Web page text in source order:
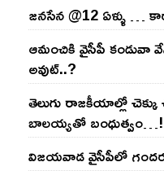
జనసేన @12 ఏళ్ళు …
ఆమంచికి వైసీపీ కండువా
అవుట్‌..?
తెలుగు రాజ‌కీయాల్లో
బాల‌య్యతో బంధుత్వం…!
విజ‌య‌వాడ వైసీపీలో